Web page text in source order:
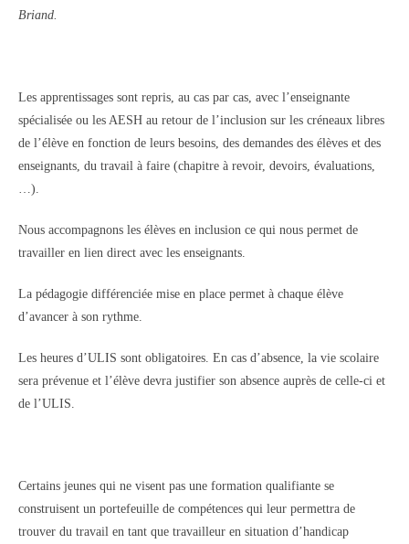
Briand.
Les apprentissages sont repris, au cas par cas, avec l’enseignante
spécialisée ou les AESH au retour de l’inclusion sur les créneaux libres
de l’élève en fonction de leurs besoins, des demandes des élèves et des
enseignants, du travail à faire (chapitre à revoir, devoirs, évaluations,
…).
Nous accompagnons les élèves en inclusion ce qui nous permet de
travailler en lien direct avec les enseignants.
La pédagogie différenciée mise en place permet à chaque élève
d’avancer à son rythme.
Les heures d’ULIS sont obligatoires. En cas d’absence, la vie scolaire
sera prévenue et l’élève devra justifier son absence auprès de celle-ci et
de l’ULIS.
Certains jeunes qui ne visent pas une formation qualifiante se
construisent un portefeuille de compétences qui leur permettra de
trouver du travail en tant que travailleur en situation d’handicap